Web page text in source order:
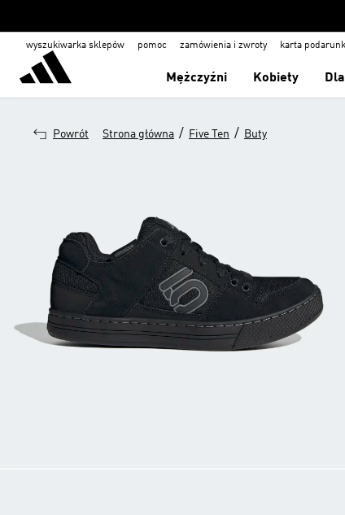
wyszukiwarka sklepów pomoc zamówienia i zwroty karta
Mężczyźni Kobiety
Powrót Strona główna / Five Ten / Buty